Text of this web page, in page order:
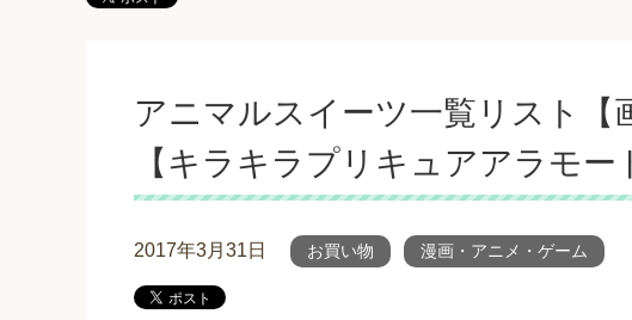
アニマルスイーツ一覧リスト【
【キラキラプリキュアアラモー
2017年3月31日 お買い物 漫画・アニメ・ゲーム